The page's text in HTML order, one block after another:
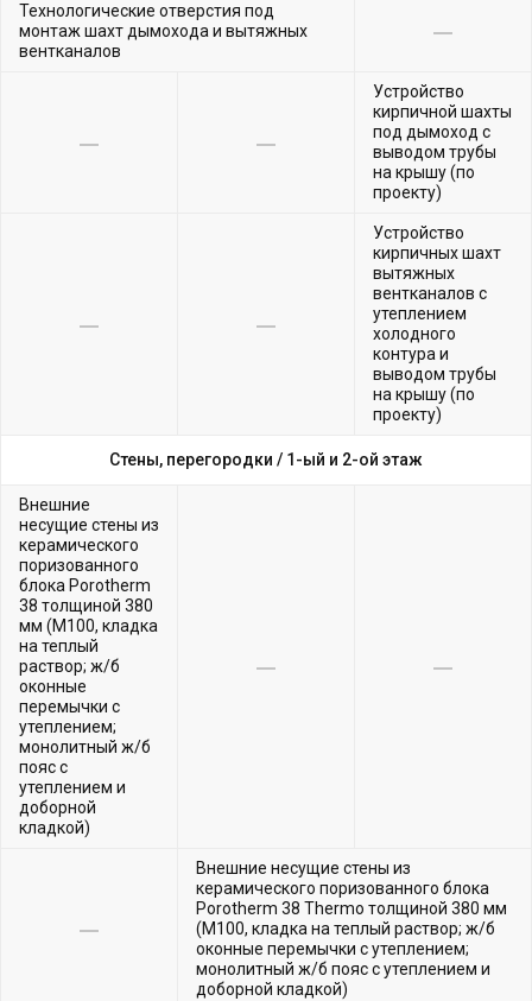
Технологические отверстия под
монтаж шахт дымохода и вытяжных
вентканалов
Устройство
кирпичной шахты
под дымоход с
выводом трубы
на крышу (по
проекту)
Устройство
кирпичных шахт
вытяжных
вентканалов с
утеплением
холодного
контура и
выводом трубы
на крышу (по
проекту)
Стены, перегородки / 1-ый и 2-ой этаж
Внешние
несущие стены из
керамического
поризованного
блока Porotherm
38 толщиной 380
мм (М100, кладка
на теплый
раствор; ж/б
оконные
перемычки с
утеплением;
монолитный ж/б
пояс с
утеплением и
доборной
кладкой)
Внешние несущие стены из
керамического поризованного блока
Porotherm 38 Thermo толщиной 380 мм
(М100, кладка на теплый раствор; ж/б
оконные перемычки с утеплением;
монолитный ж/б пояс с утеплением и
доборной кладкой)